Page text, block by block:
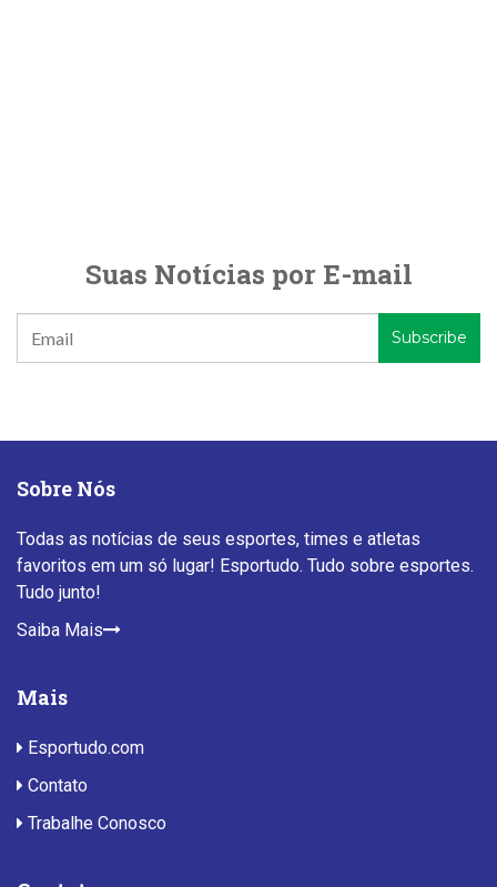
Suas Notícias por E-mail
Sobre Nós
Todas as notícias de seus esportes, times e atletas
favoritos em um só lugar! Esportudo. Tudo sobre esportes.
Tudo junto!
Saiba Mais
Mais
Esportudo.com
Contato
Trabalhe Conosco